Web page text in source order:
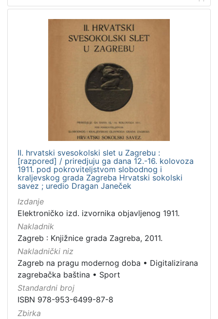
II. hrvatski svesokolski slet u Zagrebu :
[razpored] / priredjuju ga dana 12.-16. kolovoza
1911. pod pokroviteljstvom slobodnog i
kraljevskog grada Zagreba Hrvatski sokolski
savez ; uredio Dragan Janeček
Izdanje
Elektroničko izd. izvornika objavljenog 1911.
Nakladnik
Zagreb : Knjižnice grada Zagreba, 2011.
Nakladnički niz
Zagreb na pragu modernog doba • Digitalizirana
zagrebačka baština • Sport
Standardni broj
ISBN 978-953-6499-87-8
Zbirka